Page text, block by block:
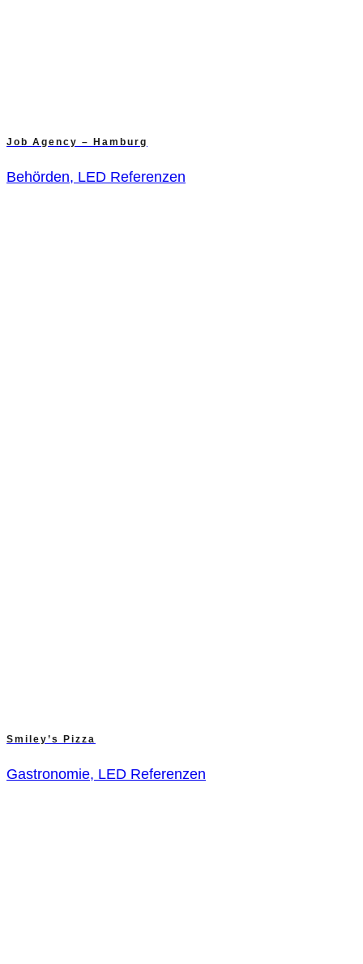
Job Agency – Hamburg
Behörden, LED Referenzen
Smiley’s Pizza
Gastronomie, LED Referenzen